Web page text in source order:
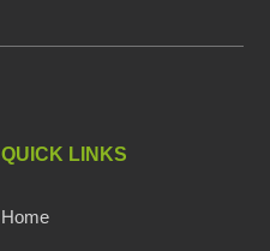
QUICK LINKS
Home